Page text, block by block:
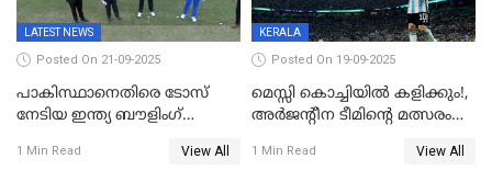
LATEST NEWS
Posted On 21-09-2025
പാകിസ്ഥാനെതിരെ ടോസ്
നേടിയ ഇന്ത്യ ബൗളിംഗ്
1 Min Read View All
KERALA
Posted On 19-09-2025
മെസ്സി കൊച്ചിയിൽ കളിക്കും!,
അർജന്റീന ടീമിന്റെ മത്സരം
നടത്താൻ ആലോചന
1 Min Read View All